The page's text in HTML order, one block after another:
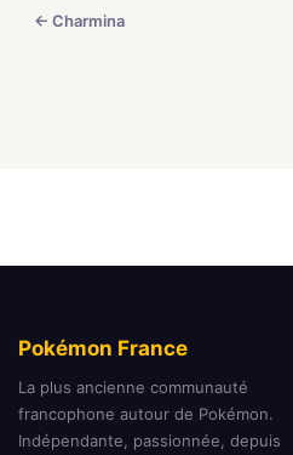
← Charmina
Pokémon France
La plus ancienne communauté
francophone autour de Pokémon.
Indépendante, passionnée, depuis